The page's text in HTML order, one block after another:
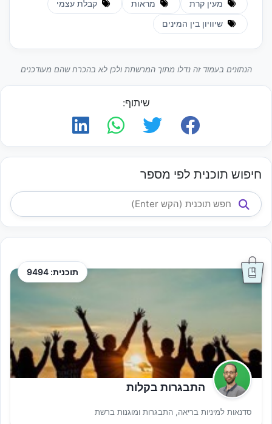
מעין קרת מראות קבלת עצמי
שיוויון בין המינים
הנתונים בעמוד זה נדלו מתוך המרשתת ולכן לא בהכרח שהם מעודכנים
שיתוף:
חיפוש תוכנית לפי מספר
תוכנית: 9494
התבגרות בקלות
סדנאות למיניות בריאה, התבגרות ומוגנות ברשת